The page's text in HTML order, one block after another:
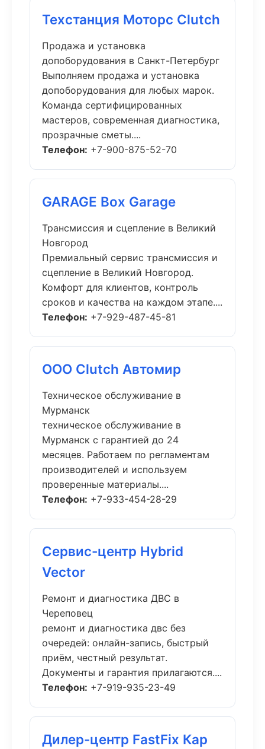
Техстанция Моторс Clutch
Продажа и установка
допоборудования в Санкт-Петербург
Выполняем продажа и установка
допоборудования для любых марок.
Команда сертифицированных
мастеров, современная диагностика,
прозрачные сметы....
Телефон: +7-900-875-52-70
GARAGE Box Garage
Трансмиссия и сцепление в Великий
Новгород
Премиальный сервис трансмиссия и
сцепление в Великий Новгород.
Комфорт для клиентов, контроль
сроков и качества на каждом этапе....
Телефон: +7-929-487-45-81
ООО Clutch Автомир
Техническое обслуживание в
Мурманск
техническое обслуживание в
Мурманск с гарантией до 24
месяцев. Работаем по регламентам
производителей и используем
проверенные материалы....
Телефон: +7-933-454-28-29
Сервис-центр Hybrid
Vector
Ремонт и диагностика ДВС в
Череповец
ремонт и диагностика двс без
очередей: онлайн-запись, быстрый
приём, честный результат.
Документы и гарантия прилагаются....
Телефон: +7-919-935-23-49
Дилер-центр FastFix Кар